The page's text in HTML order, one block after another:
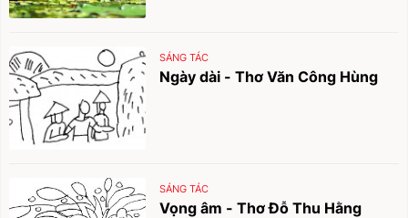
SÁNG TÁC
Ngày dài - Thơ Văn Công Hùng
SÁNG TÁC
Vọng âm - Thơ Đỗ Thu Hằng